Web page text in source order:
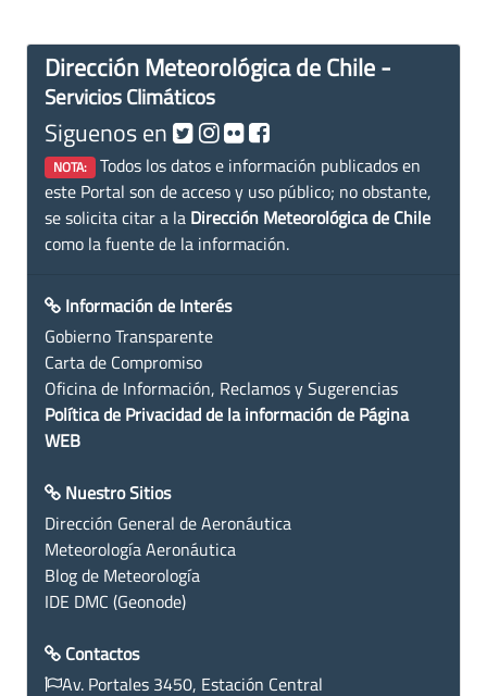
Dirección Meteorológica de Chile -
Servicios Climáticos
Siguenos en
NOTA: Todos los datos e información publicados en
este Portal son de acceso y uso público; no obstante,
se solicita citar a la Dirección Meteorológica de Chile
como la fuente de la información.
Información de Interés
Gobierno Transparente
Carta de Compromiso
Oficina de Información, Reclamos y Sugerencias
Política de Privacidad de la información de Página
WEB
Nuestro Sitios
Dirección General de Aeronáutica
Meteorología Aeronáutica
Blog de Meteorología
IDE DMC (Geonode)
Contactos
Av. Portales 3450, Estación Central